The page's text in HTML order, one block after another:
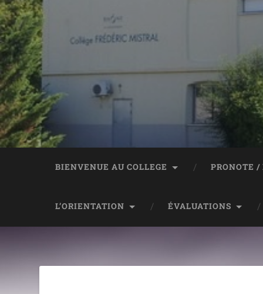
BIENVENUE AU COLLEGE PRONOTE /
L’ORIENTATION ÉVALUATIONS